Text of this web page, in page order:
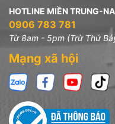
HOTLINE MIỀN TRUNG-
0906 783 781
Từ 8am - 5pm (Trừ Thứ
Mạng xã hội